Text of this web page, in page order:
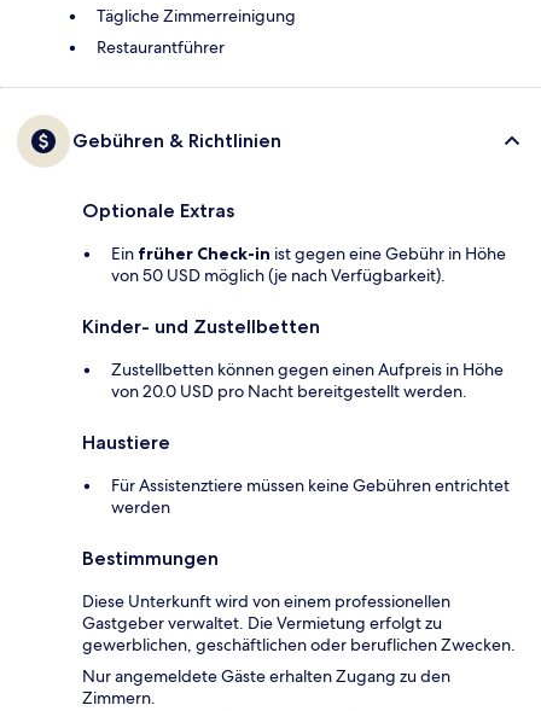
Tägliche Zimmerreinigung
Restaurantführer
Gebühren & Richtlinien
Optionale Extras
Ein früher Check-in ist gegen eine Gebühr in Höhe
von 50 USD möglich (je nach Verfügbarkeit).
Kinder- und Zustellbetten
Zustellbetten können gegen einen Aufpreis in Höhe
von 20.0 USD pro Nacht bereitgestellt werden.
Haustiere
Für Assistenztiere müssen keine Gebühren entrichtet
werden
Bestimmungen
Diese Unterkunft wird von einem professionellen
Gastgeber verwaltet. Die Vermietung erfolgt zu
gewerblichen, geschäftlichen oder beruflichen Zwecken.
Nur angemeldete Gäste erhalten Zugang zu den
Zimmern.